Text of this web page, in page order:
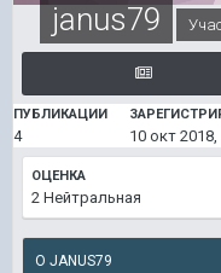
janus79
ПУБЛИКАЦИИ
4 10 окт
ОЦЕНКА
2 Нейтральная
О JANUS79